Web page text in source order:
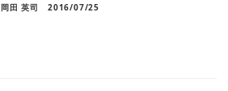
岡田 英司 2016/07/25